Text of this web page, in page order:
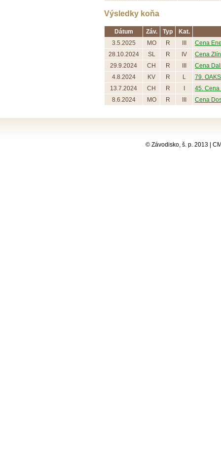
Výsledky koňa
Dátum Záv. Typ
Kat.
3.5.2025
MO R
Cena
28.10.2024
SL R IV
Cena
29.9.2024
CH R
Cena
4.8.2024
KV R L
79.
13.7.2024
CH R
45. Cena
8.6.2024
MO R Cena
© Závodisko, š. p. 2013 |